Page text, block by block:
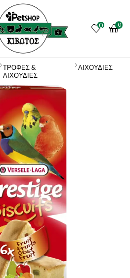
0 0
ΤΡΟΦΕΣ &
ΛΙΧΟΥΔΙΕΣ
ΛΙΧΟΥΔΙΕΣ